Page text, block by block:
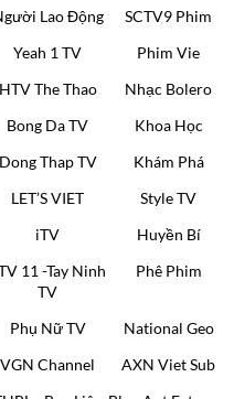
Lao Động
SCTV9 Phim
Yeah 1 TV
Phim Vie
HTV The Thao
Nhạc Bolero
Bong Da TV
Khoa Học
Dong Thap TV
Khám Phá
LET’S VIET
Style TV
iTV
Huyền Bí
11 -Tay Ninh
TV
Phê Phim
Phụ Nữ TV
National Geo
VGN Channel
AXN Viet Sub